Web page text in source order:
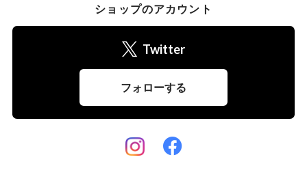
ショップのアカウント
Twitter
フォローする